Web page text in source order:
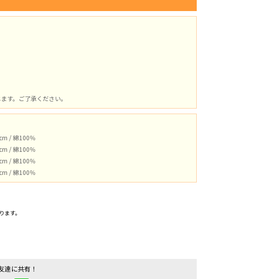
す。ご了承ください。
/ 綿100％
/ 綿100％
/ 綿100％
/ 綿100％
す。
達に共有！